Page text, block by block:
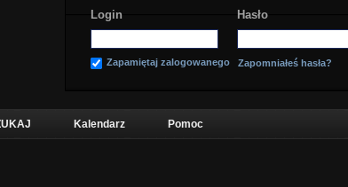
Login Hasło
Zapamiętaj zalogowanego Zapomniałeś hasła?
Kalendarz Pomoc